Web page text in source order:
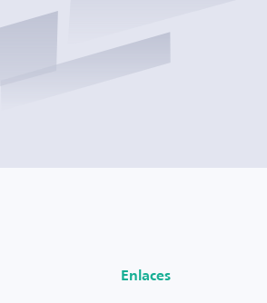
Enlaces